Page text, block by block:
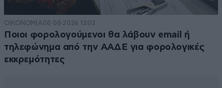
ΟΙΚΟΝΟΜΙΑ08·08·2026 13:03
Ποιοι φορολογούμενοι θα λάβουν email ή
τηλεφώνημα από την ΑΑΔΕ για φορολογικές
εκκρεμότητες